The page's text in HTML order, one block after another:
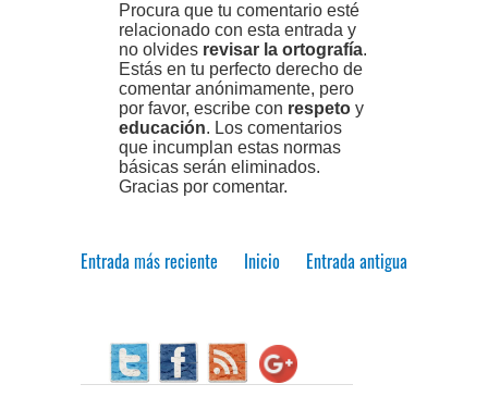
Procura que tu comentario esté
relacionado con esta entrada y
no olvides revisar la ortografía.
Estás en tu perfecto derecho de
comentar anónimamente, pero
por favor, escribe con respeto y
educación. Los comentarios
que incumplan estas normas
básicas serán eliminados.
Gracias por comentar.
Entrada más reciente Entrada antigua
Inicio